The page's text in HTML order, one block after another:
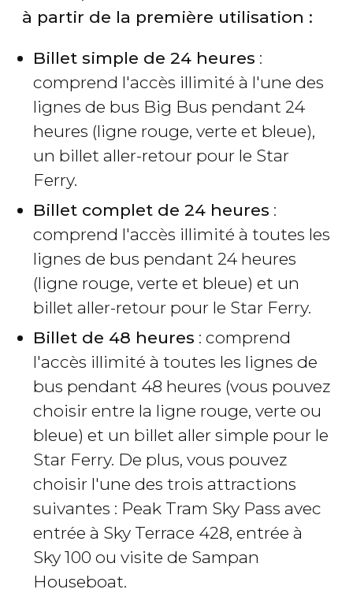
à partir de la première utilisation :
Billet simple de 24 heures :
comprend l'accès illimité à l'une des
lignes de bus Big Bus pendant 24
heures (ligne rouge, verte et bleue),
un billet aller-retour pour le Star
Ferry.
Billet complet de 24 heures :
comprend l'accès illimité à toutes les
lignes de bus pendant 24 heures
(ligne rouge, verte et bleue) et un
billet aller-retour pour le Star Ferry.
Billet de 48 heures : comprend
l'accès illimité à toutes les lignes de
bus pendant 48 heures (vous pouvez
choisir entre la ligne rouge, verte ou
bleue) et un billet aller simple pour le
Star Ferry. De plus, vous pouvez
choisir l'une des trois attractions
suivantes : Peak Tram Sky Pass avec
entrée à Sky Terrace 428, entrée à
Sky 100 ou visite de Sampan
Houseboat.